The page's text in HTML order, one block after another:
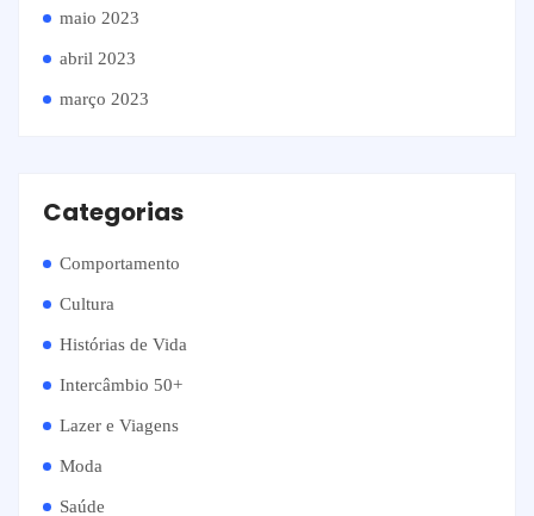
maio 2023
abril 2023
março 2023
Categorias
Comportamento
Cultura
Histórias de Vida
Intercâmbio 50+
Lazer e Viagens
Moda
Saúde